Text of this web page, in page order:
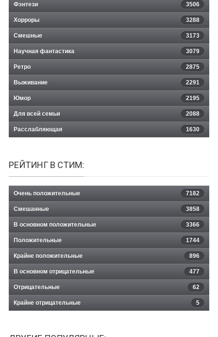
Фэнтези 3506
Хорроры 3288
Смешные 3173
Научная фантастика 3079
Ретро 2875
Выживание 2291
Юмор 2195
Для всей семьи 2088
Расслабляющая 1630
РЕЙТИНГ В СТИМ:
Очень положительные 7182
Смешанные 3858
В основном положительные 3366
Положительные 1744
Крайне положительные 896
В основном отрицательные 477
Отрицательные 62
Крайне отрицательные 5